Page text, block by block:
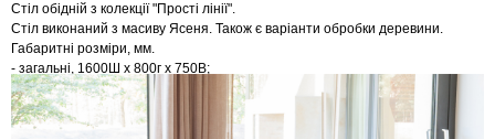
Стіл обідній з колекції "Прості лінії".
Стіл виконаний з масиву Ясеня. Також є варіанти обробки деревини.
Габаритні розміри, мм.
- загальні, 1600Ш x 800г x 750В;
товщина стільниці 80мм